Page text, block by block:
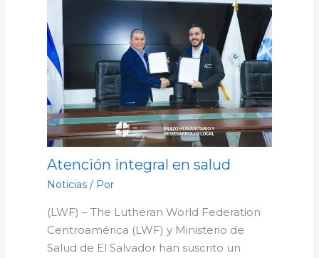
Atención integral en salud
Noticias/ Por
(LWF) – The Lutheran World Federation
Centroamérica (LWF) y Ministerio de
Salud de El Salvador han suscrito un